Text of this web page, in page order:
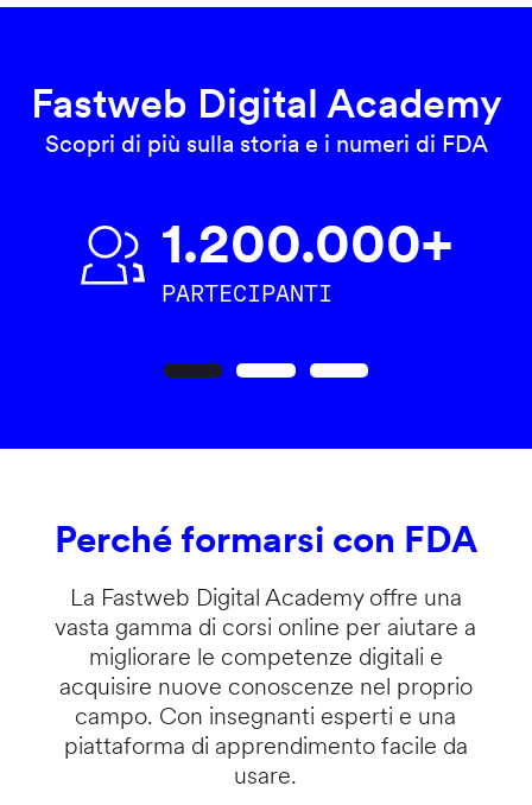
Fastweb Digital Academy
Scopri di più sulla storia e i numeri di FDA
1.200.000+
PARTECIPANTI
Perché formarsi con FDA
La Fastweb Digital Academy offre una
vasta gamma di corsi online per aiutare a
migliorare le competenze digitali e
acquisire nuove conoscenze nel proprio
campo. Con insegnanti esperti e una
piattaforma di apprendimento facile da
usare.